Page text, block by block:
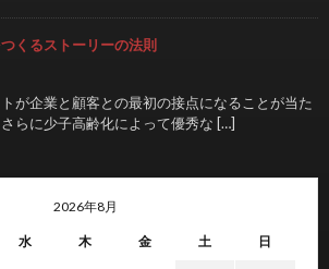
くるストーリーの法則
が企業と顧客との最初の接点になることが当た
らに少子高齢化によって優秀な […]
2026年8月
水 木 金 土 日